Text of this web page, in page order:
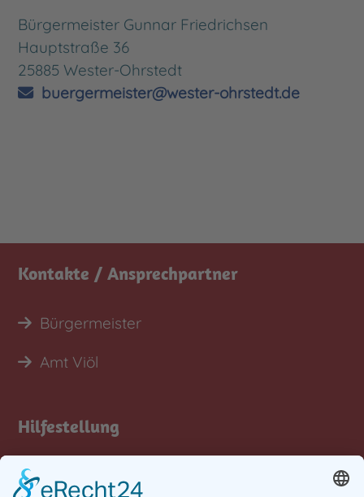
Bürgermeister Gunnar Friedrichsen
Hauptstraße 36
25885 Wester-Ohrstedt
buergermeister@wester-ohrstedt.de
Kontakte / Ansprechpartner
Bürgermeister
Amt Viöl
Hilfestellung
Tastatur-Hilfen